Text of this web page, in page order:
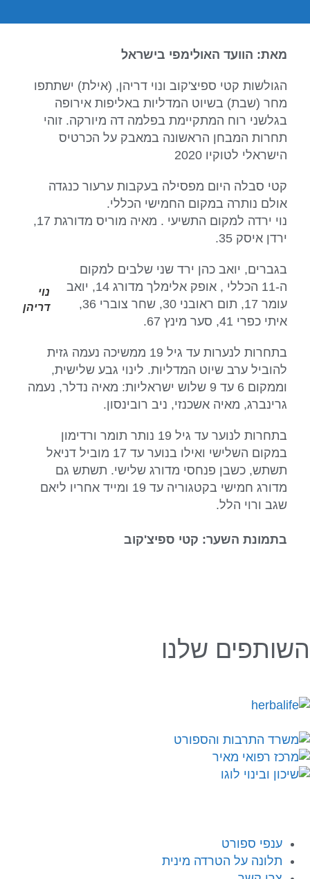
מאת: הוועד האולימפי בישראל
הגולשות קטי ספיצ'קוב ונוי דריהן, (אילת) ישתתפו
מחר (שבת) בשיוט המדליות באליפות אירופה
בגלשני רוח המתקיימת בפלמה דה מיורקה. זוהי
תחרות המבחן הראשונה במאבק על הכרטיס
הישראלי לטוקיו 2020
קטי סבלה היום מפסילה בעקבות ערעור כנגדה
אולם נותרה במקום החמישי הכללי.
נוי ירדה למקום התשיעי . מאיה מוריס מדורגת 17,
ירדן איסק 35.
נוי
דריהן
בגברים, יואב כהן ירד שני שלבים למקום
ה-11 הכללי , אופק אלימלך מדורג 14, יואב
עומר 17, תום ראובני 30, שחר צוברי 36,
איתי כפרי 41, סער מינץ 67.
בתחרות לנערות עד גיל 19 ממשיכה נעמה גזית
להוביל ערב שיוט המדליות. לינוי גבע שלישית,
וממקום 6 עד 9 שלוש ישראליות: מאיה נדלר, נעמה
גרינברג, מאיה אשכנזי, ניב רובינסון.
בתחרות לנוער עד גיל 19 נותר תומר ורדימון
במקום השלישי ואילו בנוער עד 17 מוביל דניאל
תשתש, כשבן פנחסי מדורג שלישי. תשתש גם
מדורג חמישי בקטגוריה עד 19 ומייד אחריו ליאם
שגב ורוי הלל.
בתמונת השער: קטי ספיצ'קוב
השותפים שלנו
ענפי ספורט
תלונה על הטרדה מינית